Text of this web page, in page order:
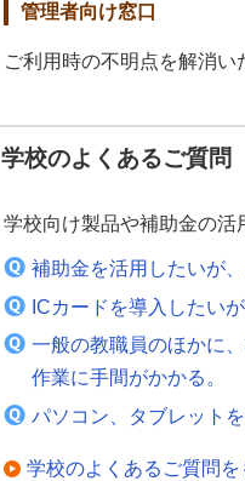
管理者向け窓口
ご利用時の不明点を解消い
学校のよくあるご質問
学校向け製品や補助金の活
補助金を活用したいが
ICカードを導入したい
一般の教職員のほかに
作業に手間がかかる。
パソコン、タブレット
学校のよくあるご質問を